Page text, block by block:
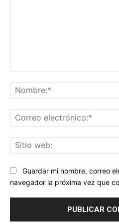
Guardar mi nombre, correo
navegador la próxima vez que